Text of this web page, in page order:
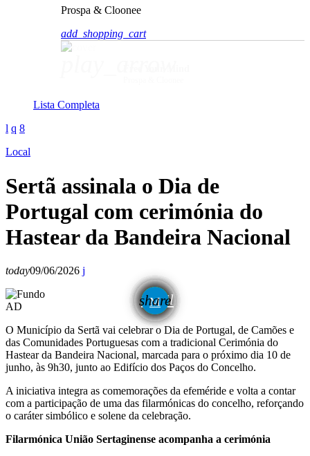
Prospa & Cloonee
add_shopping_cart
Lista Completa
Local
Sertã assinala o Dia de
Portugal com cerimónia do
Hastear da Bandeira Nacional
today09/06/2026
share
email
AD
O Município da Sertã vai celebrar o Dia de Portugal, de Camões e
das Comunidades Portuguesas com a tradicional Cerimónia do
Hastear da Bandeira Nacional, marcada para o próximo dia 10 de
junho, às 9h30, junto ao Edifício dos Paços do Concelho.
A iniciativa integra as comemorações da efeméride e volta a contar
com a participação de uma das filarmónicas do concelho, reforçando
o caráter simbólico e solene da celebração.
Filarmónica União Sertaginense acompanha a cerimónia